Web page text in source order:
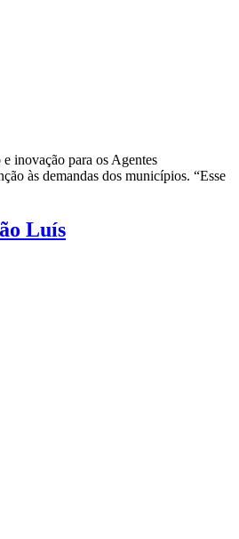
inovação para os Agentes
às demandas dos municípios. “Esse
Luís